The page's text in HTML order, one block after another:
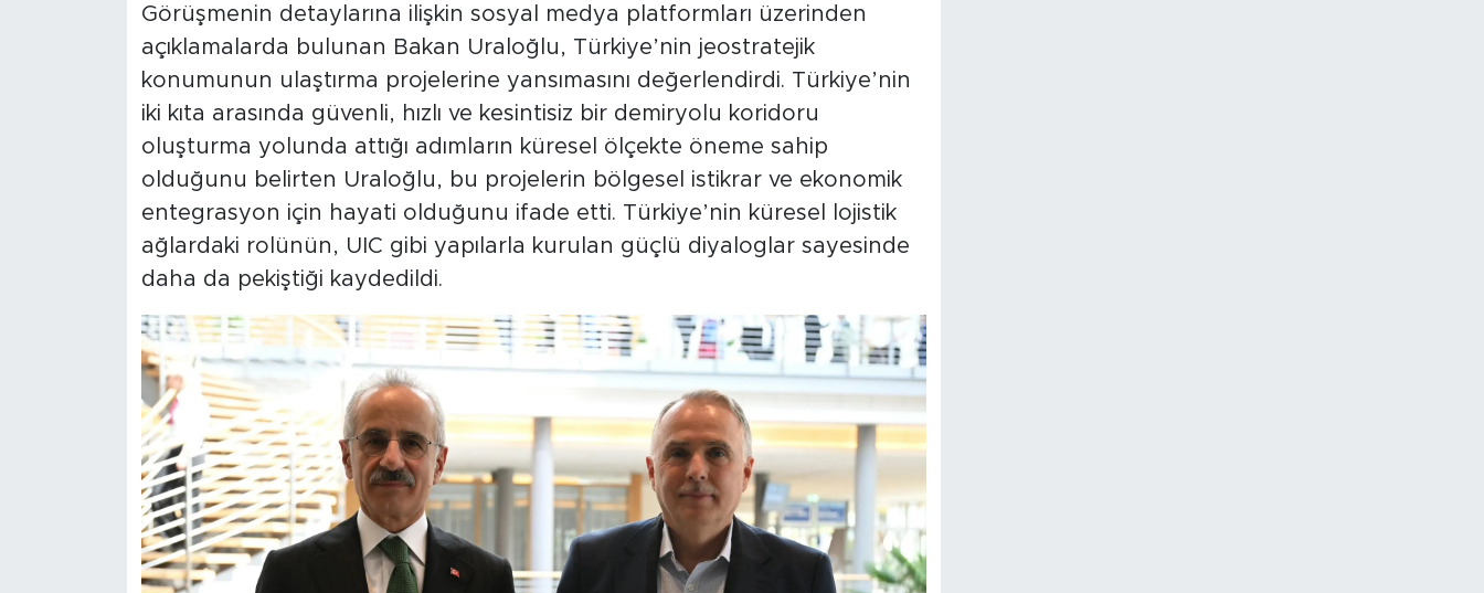
Görüşmenin detaylarına ilişkin sosyal medya platformları üzerinden
açıklamalarda bulunan Bakan Uraloğlu, Türkiye’nin jeostratejik
konumunun ulaştırma projelerine yansımasını değerlendirdi. Türkiye’nin
iki kıta arasında güvenli, hızlı ve kesintisiz bir demiryolu koridoru
oluşturma yolunda attığı adımların küresel ölçekte öneme sahip
olduğunu belirten Uraloğlu, bu projelerin bölgesel istikrar ve ekonomik
entegrasyon için hayati olduğunu ifade etti. Türkiye’nin küresel lojistik
ağlardaki rolünün, UIC gibi yapılarla kurulan güçlü diyaloglar sayesinde
daha da pekiştiği kaydedildi.